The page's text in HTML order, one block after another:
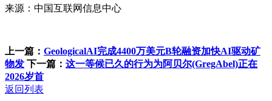
来源：中国互联网信息中心
上一篇： GeologicalAI完成4400万美元B轮融资加快AI驱动矿
物发 下一篇： 这一等候已久的行为为阿贝尔(GregAbel)正在
2026岁首
返回列表